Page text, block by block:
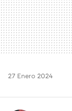
27 Enero 2024